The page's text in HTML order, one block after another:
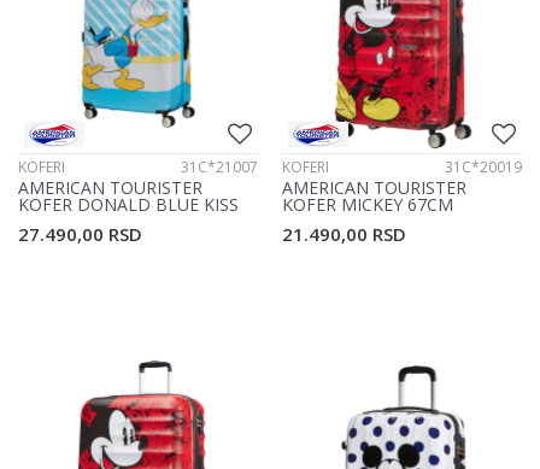
KOFERI 31C*21007
AMERICAN TOURISTER
KOFER DONALD BLUE KISS
27.490,00 RSD
KOFERI 31C*20019
AMERICAN TOURISTER
KOFER MICKEY 67CM
21.490,00 RSD